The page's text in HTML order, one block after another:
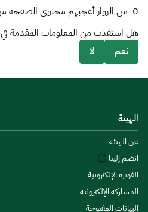
0 من الزوار أعجبهم محتوى الصفحة
هل استفدت من المعلومات المقدمة
نعم
لا
الهيئة
عن الهيئة
انضم إلينا
الفوترة الإلكترونية
المشاركة الإلكترونية
البيانات المفتوحة